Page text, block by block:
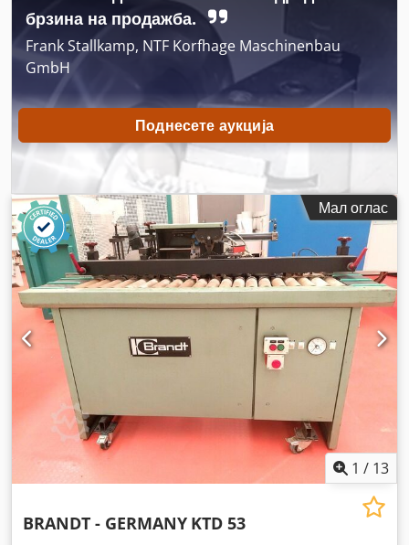
брзина на продажба.
Frank Stallkamp, NTF Korfhage Maschinenbau
GmbH
Поднесете аукција
Мал оглас
1 / 13
BRANDT - GERMANY KTD 53